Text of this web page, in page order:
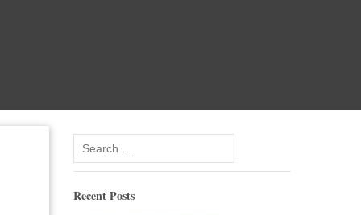
Recent Posts